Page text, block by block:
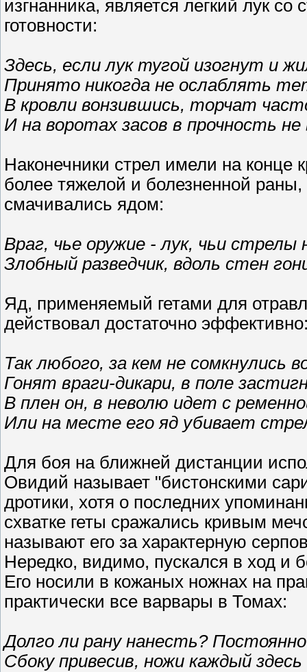
изгнанника, является легкий лук
готовности:
Здесь, если лук тугой изогнут и
Принято никогда не ослаблять
В кровли вонзившись, торчат
И на воротах засов в прочность
Наконечники стрел имели на конце
более тяжелой и болезненной
смачивались ядом:
Враг, чье оружие - лук, чьи
Злобный разведчик, вдоль стен
Яд, применяемый гетами для
действовал достаточно
Так любого, за кем не сомкнулись
Гонят враги-дикари, в поле
В плен он, в неволю идет с
Или на месте его яд убивает
Для боя на ближней дистанции
Овидий называет "бистонскими
дротики, хотя о последних
схватке геты сражались кривым
называют его за характерную
Нередко, видимо, пускался в ход и
Его носили в кожаных ножнах на
практически все варвары в Томах:
Долго ли рану нанесть?
Сбоку привесив, ножи каждый